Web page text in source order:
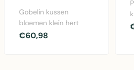
Gobelin kussen
bloemen klein hert
45x45cm van Mars &
€60,98